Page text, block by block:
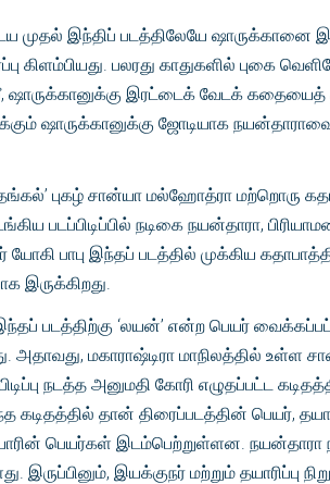
முதல் இந்திப் படத்திலேயே ஷாருக்கானை
கிளம்பியது. பலரது காதுகளில் புகை
ஷாருக்கானுக்கு இரட்டைக் வேடக் கதையைத்
ஷாருக்கானுக்கு ஜோடியாக
புகழ் சான்யா மல்ஹோத்ரா மற்றொரு
படப்பிடிப்பில் நடிகை நயன்தாரா,
யோகி பாபு இந்தப் படத்தில் முக்கிய
இருக்கிறது.
படத்திற்கு ‘லயன்’ என்ற பெயர்
அதாவது, மகாராஷ்டிரா மாநிலத்தில் உள்ள
நடத்த அனுமதி கோரி எழுதப்பட்ட
தான் திரைப்படத்தின் பெயர்,
பெயர்கள் இடம்பெற்றுள்ளன. நயன்தாரா
இருப்பினும், இயக்குநர் மற்றும் தயாரிப்பு